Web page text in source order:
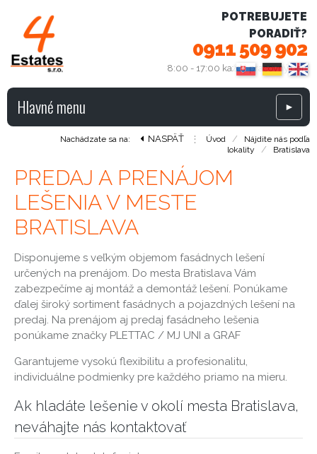
POTREBUJETE
PORADIŤ?
0911 509 902
8:00 - 17:00 každý pracovný deň
Hlavné menu ►
Nachádzate sa na: NASPÄŤ ⋮ Úvod /
Nájdite nás podľa
lokality
/ Bratislava
PREDAJ A PRENÁJOM
LEŠENIA V MESTE
BRATISLAVA
Disponujeme s veľkým objemom fasádnych lešení
určených na prenájom. Do mesta Bratislava Vám
zabezpečíme aj montáž a demontáž lešení. Ponúkame
ďalej široký sortiment fasádnych a pojazdných lešení na
predaj. Na prenájom aj predaj fasádneho lešenia
ponúkame značky PLETTAC / MJ UNI a GRAF
Garantujeme vysokú flexibilitu a profesionalitu,
individuálne podmienky pre každého priamo na mieru.
Ak hladáte lešenie v okolí mesta Bratislava,
neváhajte nás kontaktovať